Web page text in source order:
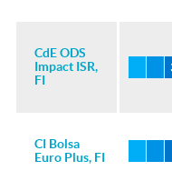
o
o
s
CdE ODS
Impact ISR,
FI
CI Bolsa
Euro Plus, FI